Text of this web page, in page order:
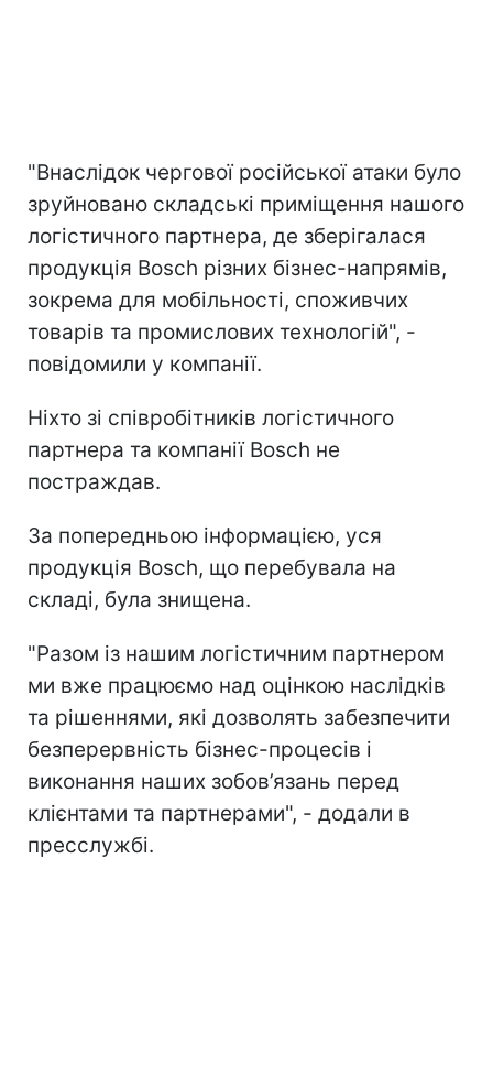
"Внаслідок чергової російської атаки було
зруйновано складські приміщення нашого
логістичного партнера, де зберігалася
продукція Bosch різних бізнес-напрямів,
зокрема для мобільності, споживчих
товарів та промислових технологій", -
повідомили у компанії.
Ніхто зі співробітників логістичного
партнера та компанії Bosch не
постраждав.
За попередньою інформацією, уся
продукція Bosch, що перебувала на
складі, була знищена.
"Разом із нашим логістичним партнером
ми вже працюємо над оцінкою наслідків
та рішеннями, які дозволять забезпечити
безперервність бізнес-процесів і
виконання наших зобов’язань перед
клієнтами та партнерами", - додали в
пресслужбі.